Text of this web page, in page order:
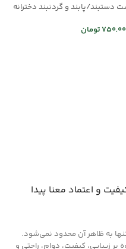
دستبند/پابند و گردنبند دخترانه
تومان
و اعتماد معنا پیدا
به ظاهر آن محدود نمی‌شود.
زیبایی، کیفیت، دوام، راحتی و